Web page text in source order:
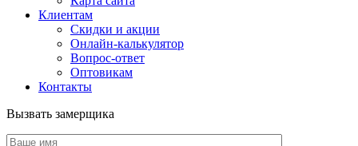
Клиентам
Скидки и акции
Онлайн-калькулятор
Вопрос-ответ
Оптовикам
Контакты
Вызвать замерщика